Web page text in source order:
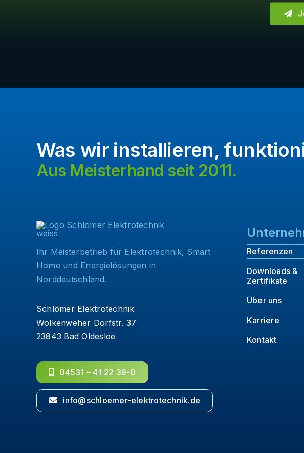
Was wir installieren,
Aus Meisterhand seit 2011.
Ihr Meisterbetrieb für Elektrotechnik, Smart
Home und Energielösungen in
Norddeutschland.
Schlömer Elektrotechnik
Wolkenweher Dorfstr. 37
23843 Bad Oldesloe
04531 – 41 22 39-0
info@schloemer-elektrotechnik.de
Referenzen
Downloads &
Zertifikate
Über uns
Karriere
Kontakt